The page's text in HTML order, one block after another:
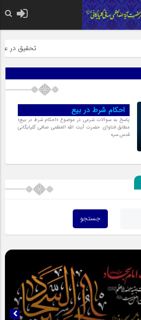
تحقیق در
احکام شرط در بیع
پاسخ به سوالات شرعی در موضوع «احکام شرط در بیع»
مطابق فتاوای حضرت آیت الله العظمی صافی گلپایگانی
قدس سره